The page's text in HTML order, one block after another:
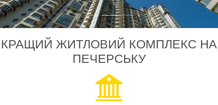
КРАЩИЙ ЖИТЛОВИЙ КОМПЛЕКС НА
ПЕЧЕРСЬКУ